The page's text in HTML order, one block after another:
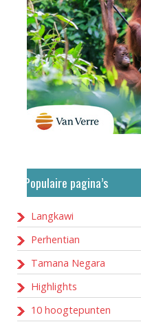
Populaire pagina’s
Langkawi
Perhentian
Tamana Negara
Highlights
10 hoogtepunten